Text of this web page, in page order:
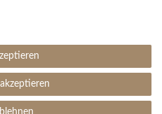
amazon.de ⓘ